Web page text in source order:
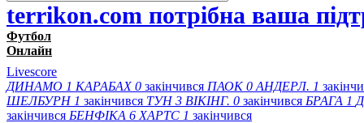
terrikon.com потрібна ваша
Футбол
Онлайн
Livescore
ДИНАМО 1 КАРАБАХ 0 закінчився ПАОК 0 АНДЕРЛ. 1
ШЕЛБУРН 1 закінчився ТУН 3 ВІКІНГ. 0 закінчився БРАГА 1
закінчився БЕНФІКА 6 ХАРТС 1 закінчився